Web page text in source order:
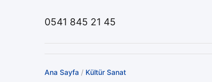
0541 845 21 45
Ana Sayfa / Kültür Sanat